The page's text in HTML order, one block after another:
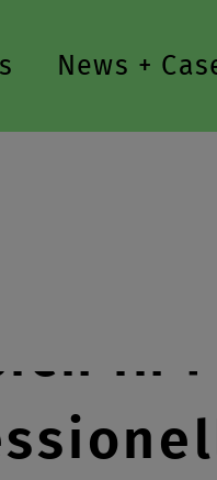
News +
in